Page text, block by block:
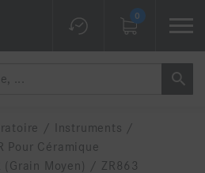
0
/ Instruments /
Pour Céramique
(grain Moyen) / ZR863